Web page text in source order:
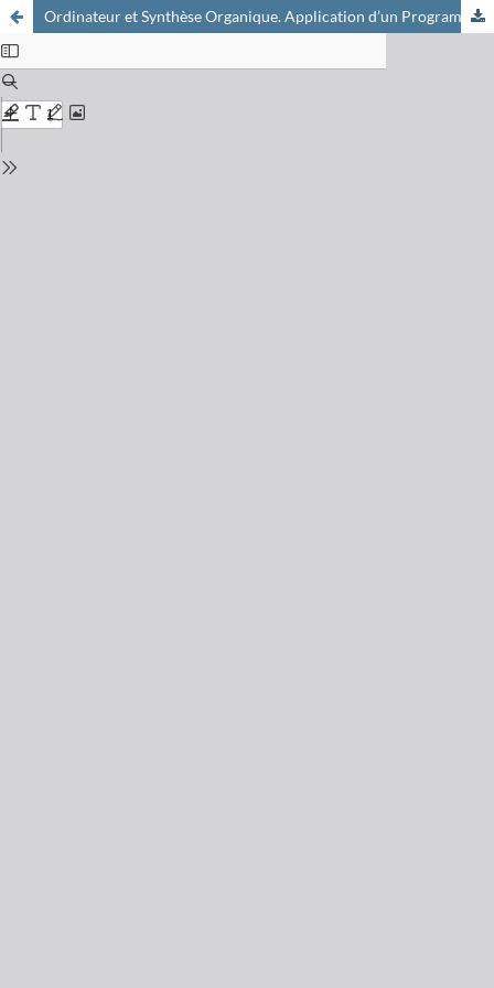
Ordinateur et Synthèse Organique. Application d’un Programme non Intéractif à la Synthèse du Thiazole